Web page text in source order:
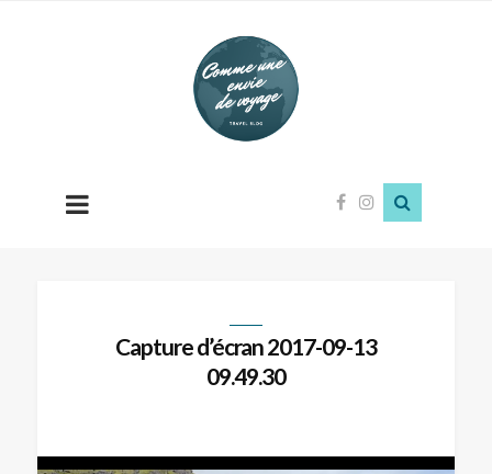
Comme
une
envie
de
Capture d’écran 2017-09-13
09.49.30